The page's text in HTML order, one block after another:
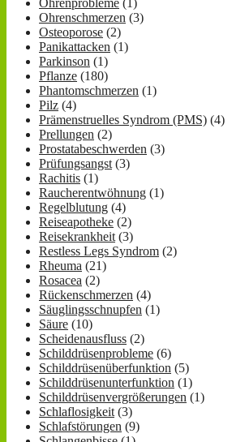
Ohrenprobleme (1)
Ohrenschmerzen (3)
Osteoporose (2)
Panikattacken (1)
Parkinson (1)
Pflanze (180)
Phantomschmerzen (1)
Pilz (4)
Prämenstruelles Syndrom (PMS) (4)
Prellungen (2)
Prostatabeschwerden (3)
Prüfungsangst (3)
Rachitis (1)
Raucherentwöhnung (1)
Regelblutung (4)
Reiseapotheke (2)
Reisekrankheit (3)
Restless Legs Syndrom (2)
Rheuma (21)
Rosacea (2)
Rückenschmerzen (4)
Säuglingsschnupfen (1)
Säure (10)
Scheidenausfluss (2)
Schilddrüsenprobleme (6)
Schilddrüsenüberfunktion (5)
Schilddrüsenunterfunktion (1)
Schilddrüsenvergrößerungen (1)
Schlaflosigkeit (3)
Schlafstörungen (9)